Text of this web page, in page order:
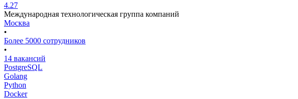
4.27
Международная технологическая группа компаний
Москва
•
Более 5000 сотрудников
•
14 вакансий
PostgreSQL
Golang
Python
Docker